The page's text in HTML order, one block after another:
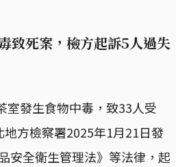
致死案，檢方起訴5人過失
室發生食物中毒，致33人受
方檢察署2025年1月21日發
安全衛生管理法》等法律，起